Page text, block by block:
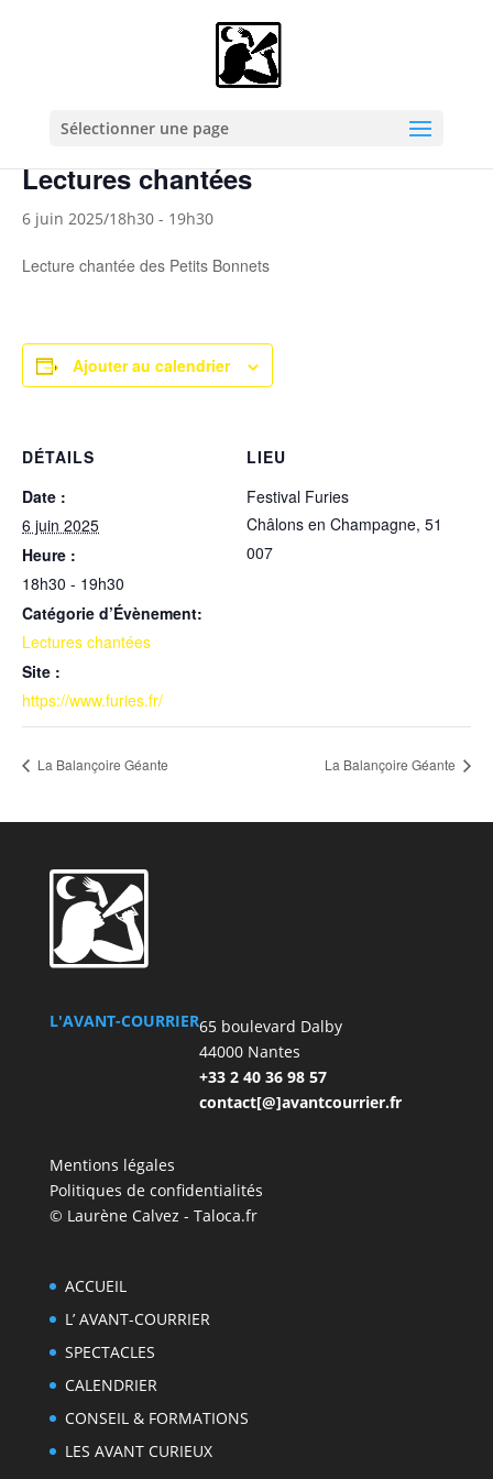
Sélectionner une page
Cet évènement est passé.
Lectures chantées
6 juin 2025/18h30 - 19h30
Lecture chantée des Petits Bonnets
Ajouter au calendrier
DÉTAILS
Date :
6 juin 2025
Heure :
18h30 - 19h30
Catégorie d’Évènement:
Lectures chantées
Site :
https://www.furies.fr/
LIEU
Festival Furies
Châlons en Champagne, 51
007
La Balançoire Géante La Balançoire Géante
L'AVANT-COURRIER65 boulevard Dalby
44000 Nantes
+33 2 40 36 98 57
contact[@]avantcourrier.fr
Mentions légales
Politiques de confidentialités
© Laurène Calvez - Taloca.fr
ACCUEIL
L’ AVANT-COURRIER
SPECTACLES
CALENDRIER
CONSEIL & FORMATIONS
LES AVANT CURIEUX